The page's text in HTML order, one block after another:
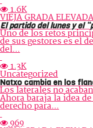
1.6K
VIEJA GRADA
El partido del lunes y el
Uno de los retos
de sus gestores es el
del...
1.3K
Uncategorized
Natxo cambia en los
Los laterales no
Ahora baraja la idea
derecho para...
969